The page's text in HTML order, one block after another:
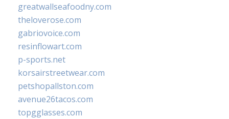
greatwallseafoodny.com
theloverose.com
gabriovoice.com
resinflowart.com
p-sports.net
korsairstreetwear.com
petshopallston.com
avenue26tacos.com
topgglasses.com